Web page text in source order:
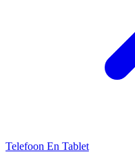
Telefoon En Tablet